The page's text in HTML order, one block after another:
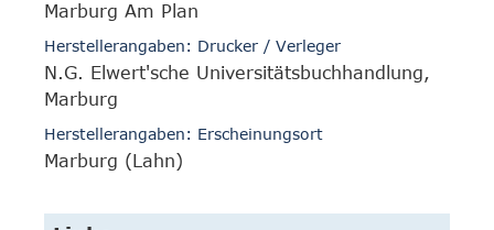
Marburg Am Plan
Herstellerangaben: Drucker / Verleger
N.G. Elwert'sche Universitätsbuchhandlung,
Marburg
Herstellerangaben: Erscheinungsort
Marburg (Lahn)